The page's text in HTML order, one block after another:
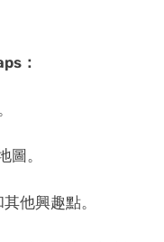
：
圖。
他興趣點。